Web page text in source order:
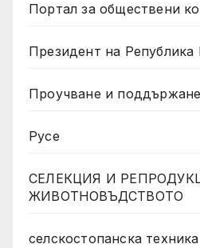
Портал за обществени
Президент на Република
Проучване и
Русе
СЕЛЕКЦИЯ И
ЖИВОТНОВЪДСТВОТО
селскостопанска техника